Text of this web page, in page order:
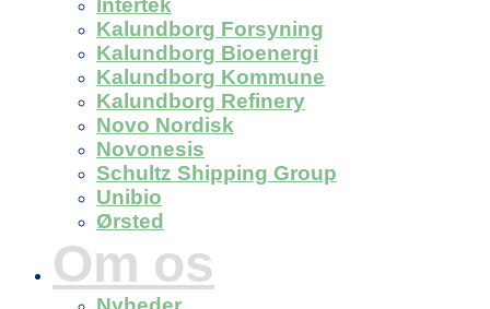
Intertek
Kalundborg Forsyning
Kalundborg Bioenergi
Kalundborg Kommune
Kalundborg Refinery
Novo Nordisk
Novonesis
Schultz Shipping Group
Unibio
Ørsted
Om os